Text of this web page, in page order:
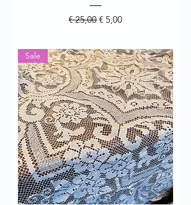
Normale prijs
€ 25,00 Verkoopprijs
€ 5,00
Sale